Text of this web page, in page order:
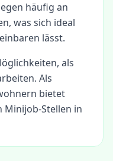
häufig an
was sich ideal
lässt.
als
Als
bietet
Minijob-Stellen in